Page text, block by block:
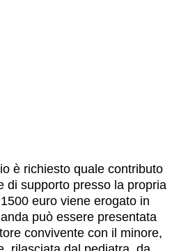
è richiesto quale contributo
di supporto presso la propria
euro viene erogato in
può essere presentata
convivente con il minore,